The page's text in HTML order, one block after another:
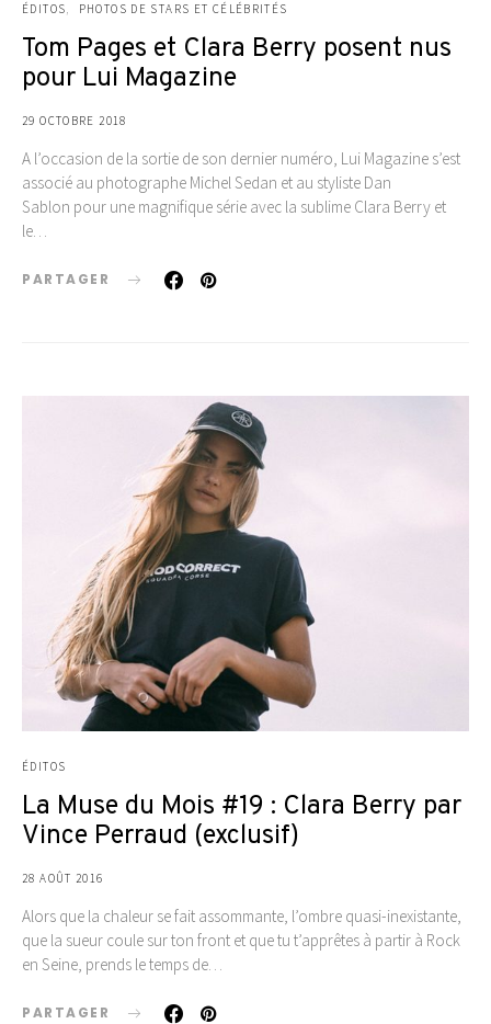
ÉDITOS PHOTOS DE STARS ET CÉLÉBRITÉS
Tom Pages et Clara Berry posent nus
pour Lui Magazine
29 OCTOBRE 2018
A l’occasion de la sortie de son dernier numéro, Lui Magazine s’est
associé au photographe Michel Sedan et au styliste Dan
Sablon pour une magnifique série avec la sublime Clara Berry et
le…
PARTAGER
ÉDITOS
La Muse du Mois #19 : Clara Berry par
Vince Perraud (exclusif)
28 AOÛT 2016
Alors que la chaleur se fait assommante, l’ombre quasi-inexistante,
que la sueur coule sur ton front et que tu t’apprêtes à partir à Rock
en Seine, prends le temps de…
PARTAGER